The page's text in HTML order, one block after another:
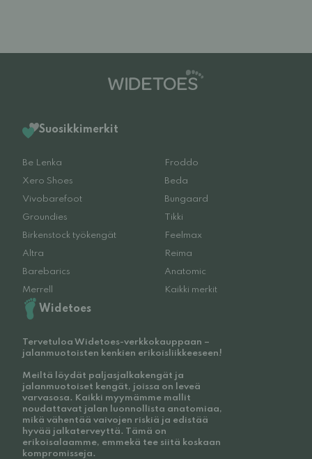
Suosikkimerkit
Be Lenka
Froddo
Xero Shoes
Beda
Vivobarefoot
Bungaard
Groundies
Tikki
Birkenstock työkengät
Feelmax
Altra
Reima
Barebarics
Anatomic
Merrell
Kaikki merkit
Widetoes
Tervetuloa Widetoes-verkkokauppaan –
jalanmuotoisten kenkien erikoisliikkeeseen!
Meiltä löydät paljasjalkakengät ja
jalanmuotoiset kengät, joissa on leveä
varvasosa. Kaikki myymämme mallit
noudattavat jalan luonnollista anatomiaa,
mikä vähentää vaivojen riskiä ja edistää
hyvää jalkaterveyttä. Tämä on
erikoisalaamme, emmekä tee siitä koskaan
kompromisseja.